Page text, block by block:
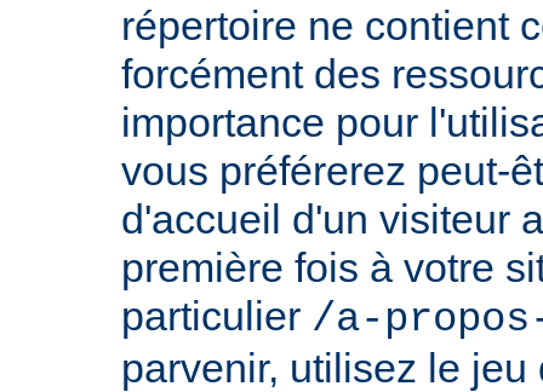
répertoire ne contient
forcément des
importance pour
vous préférerez peut-
d'accueil d'un visiteur
première fois à votre
particulier /a-
parvenir, utilisez le